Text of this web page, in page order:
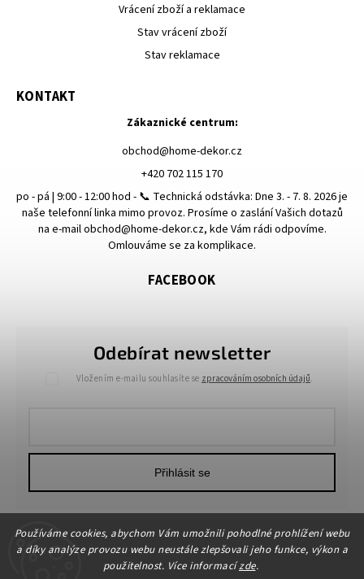
Používáme cookies, abychom Vám umožnili pohodlné prohlížení webu
a díky analýze provozu webu neustále zlepšovali jeho funkce, výkon a
použitelnost. Více informacízde.
Vrácení zboží a reklamace
Stav vrácení zboží
Stav reklamace
Odebírat newsletter
Vložením e-mailu souhlasíte se zpracováním osobních údajů.
Přihlásit se
KONTAKT
Zákaznické centrum:
obchod@home-dekor.cz
+420 702 115 170
po - pá | 9:00 - 12:00 hod - 📞 Technická odstávka: Dne 3. - 7. 8. 2026 je
naše telefonní linka mimo provoz. Prosíme o zaslání Vašich dotazů
na e-mail obchod@home-dekor.cz, kde Vám rádi odpovíme.
Omlouváme se za komplikace.
FACEBOOK